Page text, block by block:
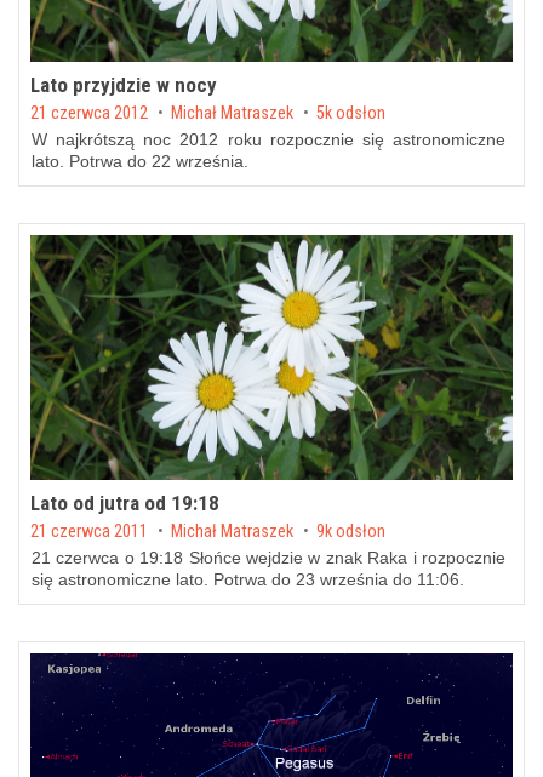
Lato przyjdzie w nocy
Posted on
21 czerwca 2012 by Michał Matraszek 5k odsłon
W najkrótszą noc 2012 roku rozpocznie się astronomiczne
lato. Potrwa do 22 września.
Lato od jutra od 19:18
Posted on
21 czerwca 2011 by Michał Matraszek 9k odsłon
21 czerwca o 19:18 Słońce wejdzie w znak Raka i rozpocznie
się astronomiczne lato. Potrwa do 23 września do 11:06.